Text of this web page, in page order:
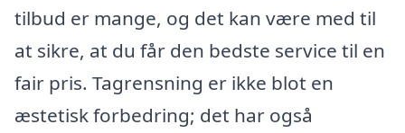
tilbud er mange, og det kan være med til
at sikre, at du får den bedste service til en
fair pris. Tagrensning er ikke blot en
æstetisk forbedring; det har også